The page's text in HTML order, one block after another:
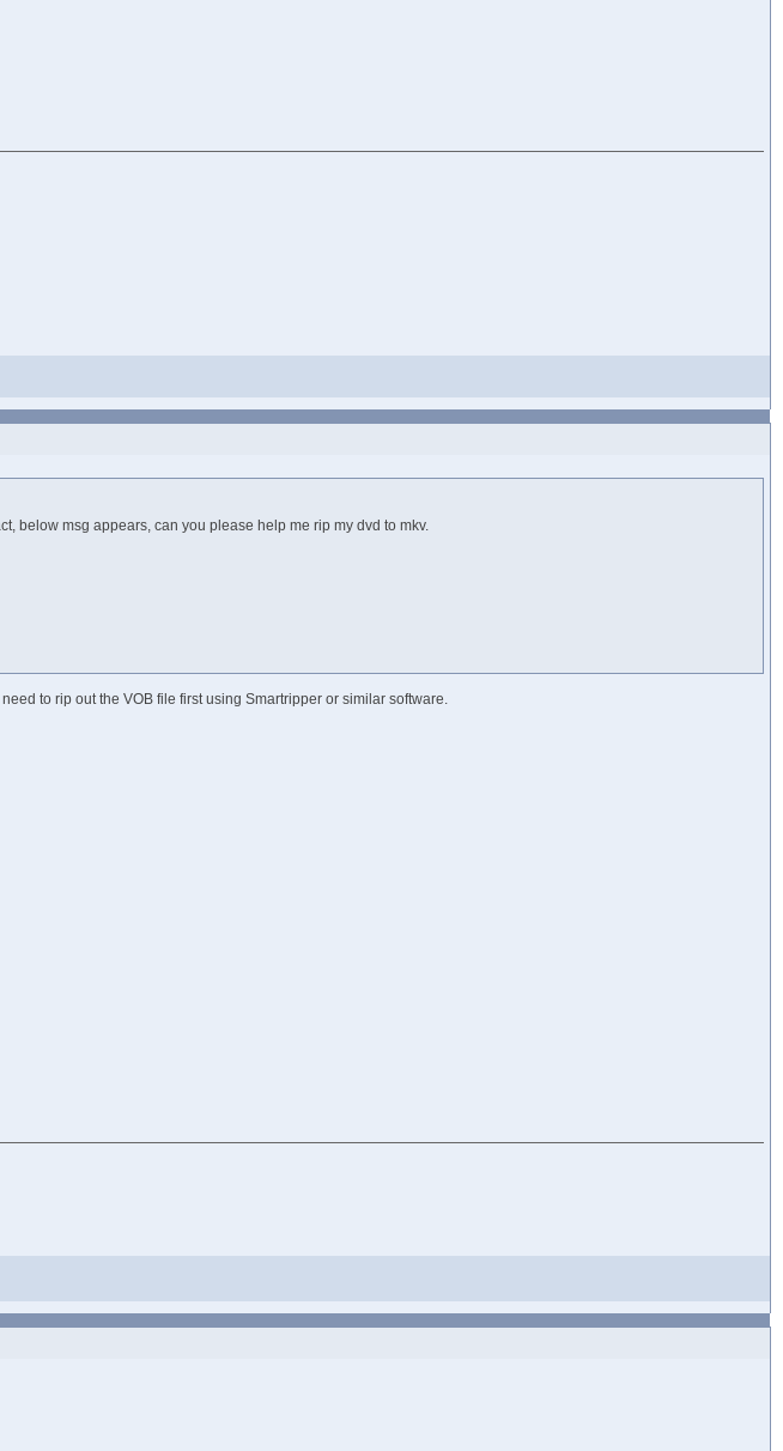
below msg appears, can you please help me rip my dvd to mkv.
to rip out the VOB file first using Smartripper or similar software.